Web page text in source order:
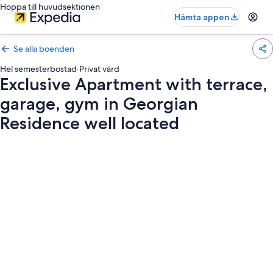
Hoppa till huvudsektionen
Hämta appen
Se alla boenden
Hel semesterbostad·Privat värd
Exclusive Apartment with terrace,
garage, gym in Georgian
Residence well located